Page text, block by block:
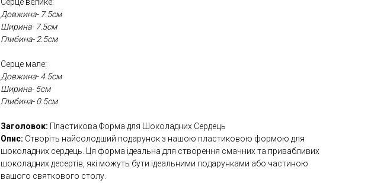
Серце велике:
Довжина- 7.5см
Ширина- 7.5см
Глибина- 2.5см
Серце мале:
Довжина- 4.5см
Ширина- 5см
Глибина- 0.5см
Заголовок: Пластикова Форма для Шоколадних Сердець
Опис: Створіть найсолодший подарунок з нашою пластиковою формою для
шоколадних сердець. Ця форма ідеальна для створення смачних та привабливих
шоколадних десертів, які можуть бути ідеальними подарунками або частиною
вашого святкового столу.